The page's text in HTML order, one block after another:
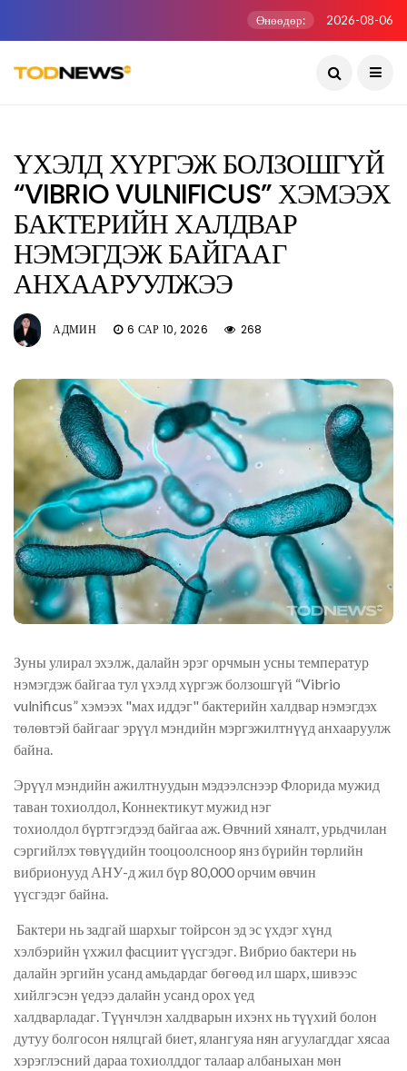
Өнөөдөр: 2026-08-06
ҮХЭЛД ХҮРГЭЖ БОЛЗОШГҮЙ
“VIBRIO VULNIFICUS” ХЭМЭЭХ
БАКТЕРИЙН ХАЛДВАР
НЭМЭГДЭЖ БАЙГААГ
АНХААРУУЛЖЭЭ
АДМИН 6 САР 10, 2026 268
Зуны улиралэхэлж, далайн эрэг орчмын усны температур
нэмэгдэж байгаа тул үхэлд хүргэж болзошгүй “Vibrio
vulnificus”хэмээх "мах иддэг" бактерийн халдвар нэмэгдэх
төлөвтэй байгааг эрүүл мэндийн мэргэжилтнүүд анхааруулж
байна.
Эрүүл мэндийн ажилтнуудын мэдээлснээр Флорида мужид
таван тохиолдол, Коннектикут мужид нэг
тохиолдолбүртгэгдээд байгаа аж.Өвчний хяналт, урьдчилан
сэргийлэх төвүүдийн тооцоолсноор янз бүрийн төрлийн
вибрионууд АНУ-д жил бүр 80,000 орчим өвчин
үүсгэдэгбайна.
Бактери нь задгай шархыг тойрсон эд эс үхдэг хүнд
хэлбэрийн үхжил фасциит үүсгэдэг. Вибрио бактери нь
далайн эргийн усанд амьдардаг бөгөөд ил шарх, шивээс
хийлгэсэн үедээ далайн усандорохүед
халдварладаг.Түүнчлэн халдварын ихэнх нь түүхий болон
дутуу болгосон нялцгай биет, ялангуяа нян агуулагддагхясаа
хэрэглэсний дараа тохиолддогталааралбаныхан мөн